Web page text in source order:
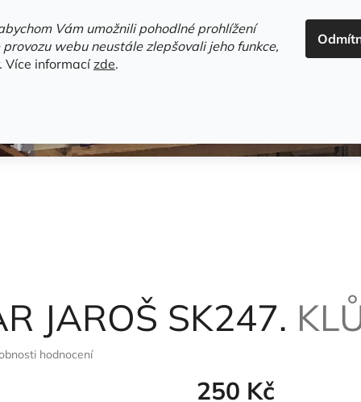
Vám umožnili pohodlné prohlížení
webu neustále zlepšovali jeho funkce,
Více informacízde.
HLEDAT
JAROŠ SK247.
hodnocení
250 Kč